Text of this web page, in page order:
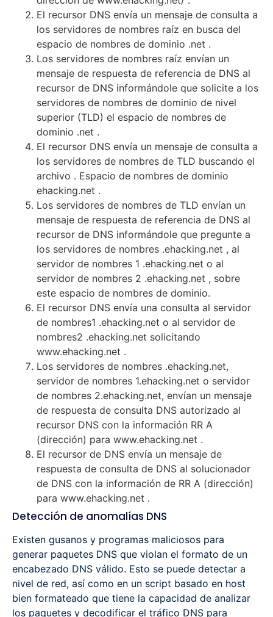
El recursor DNS envía un mensaje de consulta a
los servidores de nombres raíz en busca del
espacio de nombres de dominio .net .
Los servidores de nombres raíz envían un
mensaje de respuesta de referencia de DNS al
recursor de DNS informándole que solicite a los
servidores de nombres de dominio de nivel
superior (TLD) el espacio de nombres de
dominio .net .
El recursor DNS envía un mensaje de consulta a
los servidores de nombres de TLD buscando el
archivo . Espacio de nombres de dominio
ehacking.net .
Los servidores de nombres de TLD envían un
mensaje de respuesta de referencia de DNS al
recursor de DNS informándole que pregunte a
los servidores de nombres .ehacking.net , al
servidor de nombres 1 .ehacking.net o al
servidor de nombres 2 .ehacking.net , sobre
este espacio de nombres de dominio.
El recursor DNS envía una consulta al servidor
de nombres1 .ehacking.net o al servidor de
nombres2 .ehacking.net solicitando
www.ehacking.net .
Los servidores de nombres .ehacking.net,
servidor de nombres 1.ehacking.net o servidor
de nombres 2.ehacking.net, envían un mensaje
de respuesta de consulta DNS autorizado al
recursor DNS con la información RR A
(dirección) para www.ehacking.net .
El recursor de DNS envía un mensaje de
respuesta de consulta de DNS al solucionador
de DNS con la información de RR A (dirección)
para www.ehacking.net .
Detección de anomalías DNS
Existen gusanos y programas maliciosos para
generar paquetes DNS que violan el formato de un
encabezado DNS válido. Esto se puede detectar a
nivel de red, así como en un script basado en host
bien formateado que tiene la capacidad de analizar
los paquetes y decodificar el tráfico DNS para